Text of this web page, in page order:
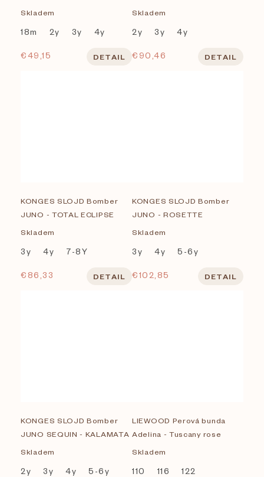
Skladem
18m 2y 3y 4y
€49,15 DETAIL
Skladem
2y 3y 4y
€90,46 DETAIL
KONGES SLOJD Bomber
JUNO - TOTAL ECLIPSE
Skladem
3y 4y 7-8Y
€86,33 DETAIL
KONGES SLOJD Bomber
JUNO - ROSETTE
Skladem
3y 4y 5-6y
€102,85 DETAIL
KONGES SLOJD Bomber
JUNO SEQUIN - KALAMATA
Skladem
2y 3y 4y 5-6y
LIEWOOD Perová bunda
Adelina - Tuscany rose
Skladem
110 116 122